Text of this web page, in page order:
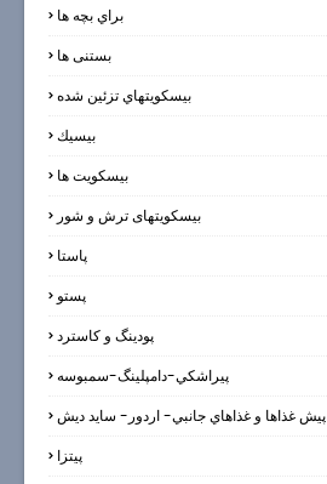
براي بچه ها
بستنی ها
بيسكويتهاي تزئين شده
بيسيك
بیسکویت ها
بیسکویتهای ترش و شور
پاستا
پستو
پودینگ و کاسترد
پيراشكي-دامپلينگ-سمبوسه
پيش غذاها و غذاهاي جانبي- اردور- سايد ديش
پیتزا